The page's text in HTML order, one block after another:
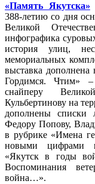
«Память Якутска»
388-летию со дня
Великой
инфографика
история улиц,
мемориальных
выставка
Гордимся. Чтим» –
снайперу
Кульбертинову на
дополнены списки
Федору Попову,
в рубрике «Имена
новыми цифрами
«Якутск в годы
Воспоминания
война…».